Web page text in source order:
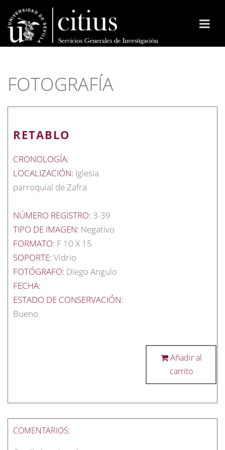
FOTOGRAFÍA
RETABLO
CRONOLOGÍA:
LOCALIZACIÓN: Iglesia
parroquial de Zafra
NÚMERO REGISTRO: 3-39
TIPO DE IMAGEN: Negativo
FORMATO: F 10 X 15
SOPORTE: Vidrio
FOTÓGRAFO: Diego Angulo
FECHA:
ESTADO DE CONSERVACIÓN:
Bueno
Añadir al
carrito
COMENTARIOS: